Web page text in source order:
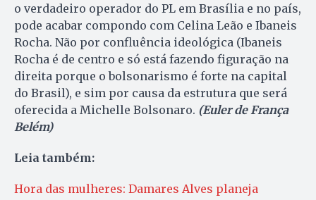
o verdadeiro operador do PL em Brasília e no país,
pode acabar compondo com Celina Leão e Ibaneis
Rocha. Não por confluência ideológica (Ibaneis
Rocha é de centro e só está fazendo figuração na
direita porque o bolsonarismo é forte na capital
do Brasil), e sim por causa da estrutura que será
oferecida a Michelle Bolsonaro. (Euler de França
Belém)
Leia também:
Hora das mulheres: Damares Alves planeja